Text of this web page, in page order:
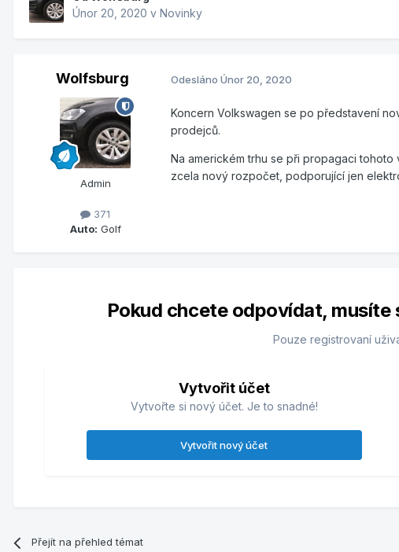
Únor 20, 2020 v Novinky
Wolfsburg
Admin
371
Auto: Golf
Odesláno Únor 20, 2020
Koncern Volkswagen se po představení
prodejců.
Na americkém trhu se při propagaci
zcela nový rozpočet, podporující jen
Pokud chcete odpovídat,
Pouze registrovaní
Vytvořit účet
Vytvořte si nový účet. Je to snadné!
Vytvořit nový účet
Přejít na přehled témat